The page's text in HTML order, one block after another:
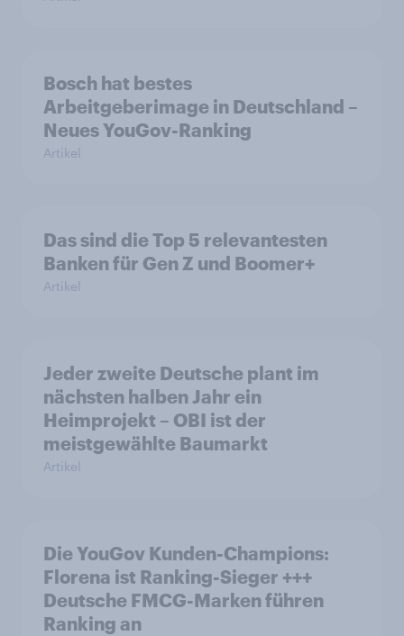
Bosch hat bestes
Arbeitgeberimage in Deutschland –
Neues YouGov-Ranking
Artikel
Das sind die Top 5 relevantesten
Banken für Gen Z und Boomer+
Artikel
Jeder zweite Deutsche plant im
nächsten halben Jahr ein
Heimprojekt – OBI ist der
meistgewählte Baumarkt
Artikel
Die YouGov Kunden-Champions:
Florena ist Ranking-Sieger +++
Deutsche FMCG-Marken führen
Ranking an